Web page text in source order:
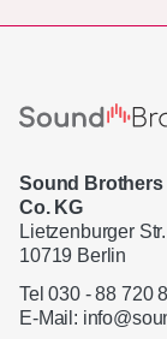
Sound Brothers
Co. KG
Lietzenburger
10719 Berlin
Tel 030 - 88 720
E-Mail: